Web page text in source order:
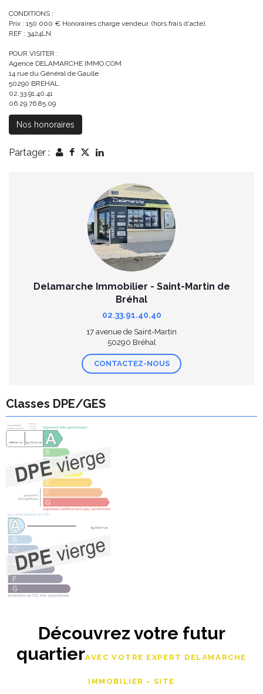
CONDITIONS :
Prix : 150 000 € Honoraires charge vendeur. (hors frais d'acte),
REF : 3424LN
POUR VISITER :
Agence DELAMARCHE IMMO.COM
14 rue du Général de Gaulle
50290 BREHAL
02.33.91.40.41
06.29.76.85.09
Nos honoraires
Partager :
Delamarche Immobilier - Saint-Martin de
Bréhal
02.33.91.40.40
17 avenue de Saint-Martin
50290 Bréhal
CONTACTEZ-NOUS
Classes DPE/GES
Découvrez votre futur
quartierAVEC VOTRE EXPERT DELAMARCHE
IMMOBILIER - SITE